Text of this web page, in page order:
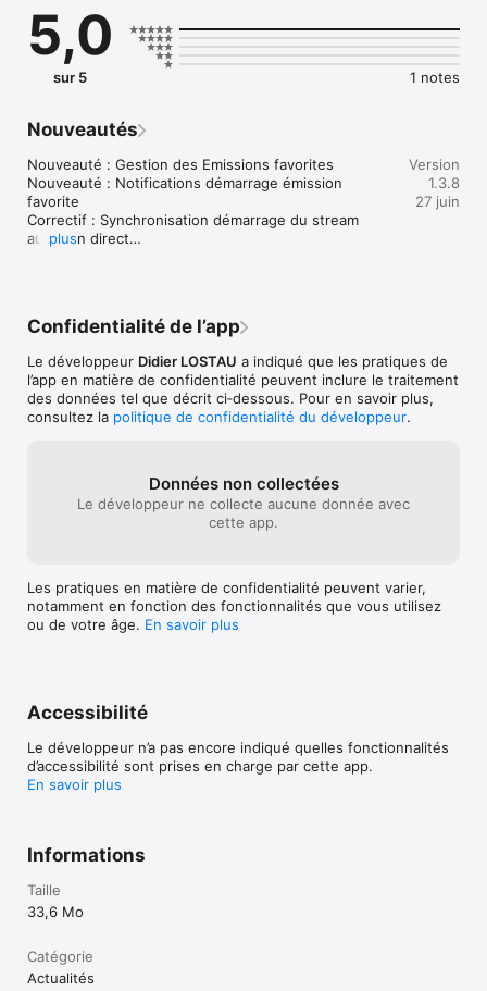
5,0
sur 5 1 notes
Nouveautés
Nouveauté : Gestion des Emissions favorites
Nouveauté : Notifications démarrage émission
favorite
Correctif : Synchronisation démarrage du stream
audio en direct
plus
Version
1.3.8
27 juin
Confidentialité de l’app
Le développeur Didier LOSTAU a indiqué que les pratiques de
l’app en matière de confidentialité peuvent inclure le traitement
des données tel que décrit ci‑dessous. Pour en savoir plus,
consultez la politique de confidentialité du développeur.
Données non collectées
Le développeur ne collecte aucune donnée avec
cette app.
Les pratiques en matière de confidentialité peuvent varier,
notamment en fonction des fonctionnalités que vous utilisez
ou de votre âge. En savoir plus
Accessibilité
Le développeur n’a pas encore indiqué quelles fonctionnalités
d’accessibilité sont prises en charge par cette app.
En savoir plus
Informations
Taille
33,6 Mo
Catégorie
Actualités